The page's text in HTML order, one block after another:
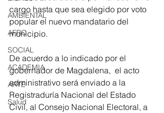
AMBIENTAL
AFRO
SOCIAL
ACADEMIA
ARTE
Salud
cargo hasta que sea elegido por voto
popular el nuevo mandatario del
municipio.
De acuerdo a lo indicado por el
gobernador de Magdalena,  el acto
administrativo será enviado a la
Registraduría Nacional del Estado
Civil, al Consejo Nacional Electoral, a